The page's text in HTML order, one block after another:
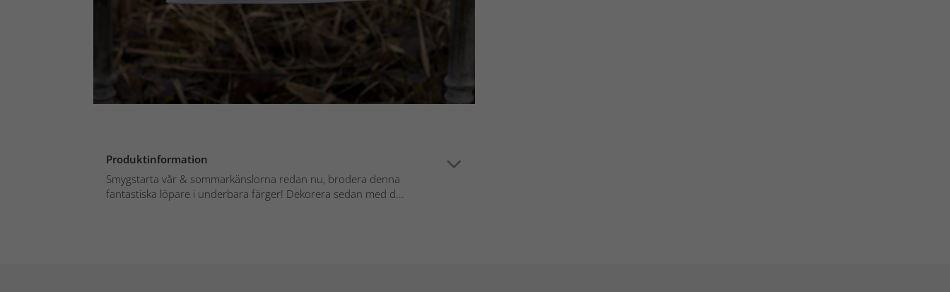
Produktinformation
Smygstarta vår & sommarkänslorna redan nu, brodera denna
fantastiska löpare i underbara färger! Dekorera sedan med d...